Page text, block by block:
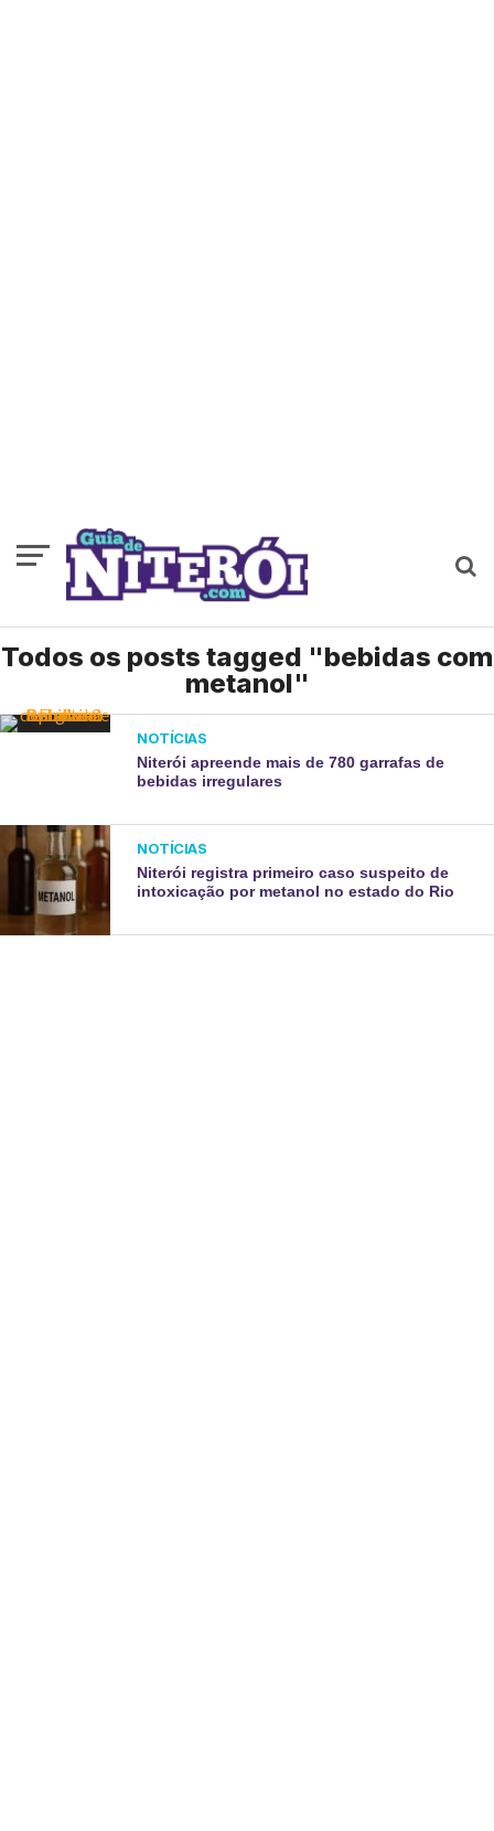
Todos os posts tagged "bebidas com
metanol"
NOTÍCIAS
Niterói apreende mais de 780 garrafas de
bebidas irregulares
NOTÍCIAS
Niterói registra primeiro caso suspeito de
intoxicação por metanol no estado do Rio